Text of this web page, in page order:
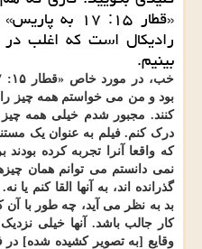
«قطار ۱۵: ۱۷
رادیکال است که اغلب
بینیم.
بود و من می خواستم همه چیز را
کنند. مجبور شدم خیلی همه
درک کنم. فیلم به عنوان یک
که واقعا آنرا تجربه کرده
نمی دانستم می توانم همان
گذرانده اند، به آنها القا کنم
بد به نظر می آید، چه طور با آن
کار جالب باشد. آنها خیلی
وقایع [به تصویر کشیده شده]